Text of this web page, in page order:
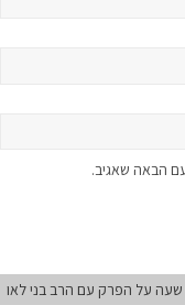
הבאה שאגיב.
על הפרק עם הרב בני לאו